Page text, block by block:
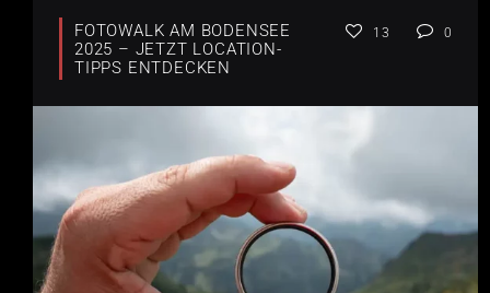
FOTOWALK AM BODENSEE
2025 – JETZT LOCATION-
TIPPS ENTDECKEN
13 0